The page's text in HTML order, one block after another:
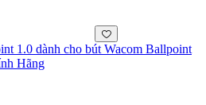
1.0 dành cho bút Wacom Ballpoint
Hãng